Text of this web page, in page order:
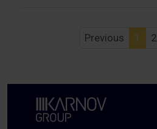
Previous 1 2